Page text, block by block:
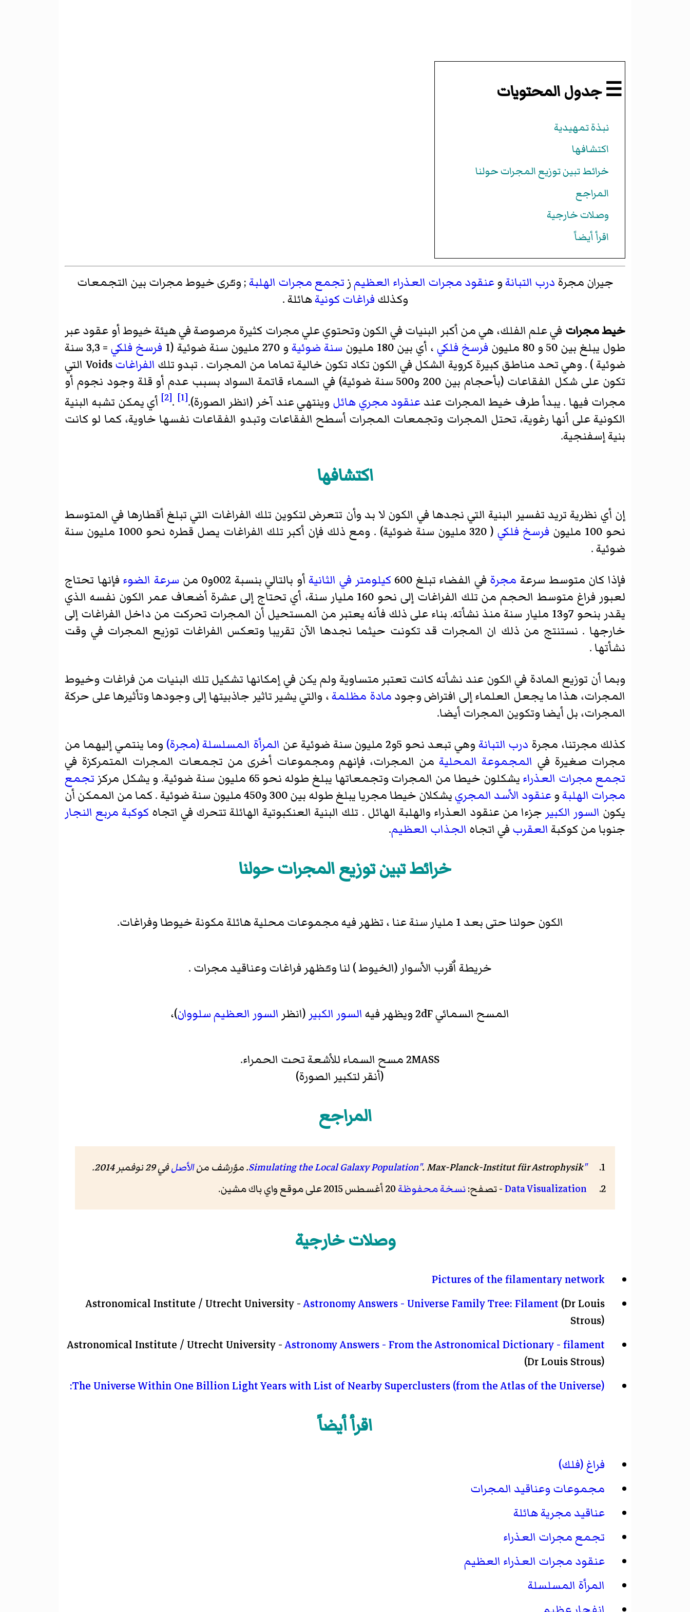
☰ جدول المحتويات
نبذة تمهيدية
اكتشافها
خرائط تبين توزيع المجرات حولنا
المراجع
وصلات خارجية
اقرأ أيضاً
جيران مجرة درب التبانةوعنقود مجرات العذراء العظيمز تجمع مجرات الهلبة; وتـُرى خيوط مجرات بين التجمعات
وكذلك فراغات كونيةهائلة .
خيط مجرات في علم الفلك، هي من أكبر البنيات في الكون وتحتوي علي مجرات كثيرة مرصوصة في هيئة خيوط أو عقود عبر
طول يبلغ بين 50 و 80 مليون
فرسخ فلكي ، أي بين 180 مليون سنة ضوئيةو 270 مليون سنة ضوئية (1 فرسخ فلكي
= 3,3 سنة
ضوئية ) . وهي تحد مناطق كبيرة كروية الشكل في الكون تكاد تكون خالية تماما من المجرات . تبدو تلك الفراغات
Voids التي
تكون على شكل الفقاعات (بأحجام بين 200 و500 سنة ضوئية) في السماء قاتمة السواد بسبب عدم أو قلة وجود نجوم أو
مجرات فيها . يبدأ طرف خيط المجرات عند عنقود مجري هائل وينتهي عند آخر (انظر الصورة).[1]
.
[2]
أي يمكن تشبه البنية
الكونية على أنها رغوية، تحتل المجرات وتجمعات المجرات أسطح الفقاعات وتبدو الفقاعات نفسها خاوية، كما لو كانت
بنية إسفنجية.
اكتشافها
إن أي نظرية تريد تفسير البنية التي نجدها في الكون لا بد وأن تتعرض لتكوين تلك الفراغات التي تبلغ أقطارها في المتوسط
نحو 100 مليون
فرسخ فلكي
( 320 مليون سنة ضوئية) . ومع ذلك فإن أكبر تلك الفراغات يصل قطره نحو 1000 مليون سنة
ضوئية .
فإذا كان متوسط سرعة مجرة في الفضاء تبلغ 600 كيلومتر في الثانيةأو بالتالي بنسبة 002و0 من سرعة الضوء فإنها تحتاج
لعبور فراغ متوسط الحجم من تلك الفراغات إلى نحو 160 مليار سنة، أي تحتاج إلى عشرة أضعاف عمر الكون نفسه الذي
يقدر بنحو 7و13 مليار سنة منذ نشأته. بناء على ذلك فأنه يعتبر من المستحيل أن المجرات تحركت من داخل الفراغات إلى
خارجها . نستنتج من ذلك ان المجرات قد تكونت حيثما نجدها الآن تقريبا وتعكس الفراغات توزيع المجرات في وقت
نشأتها .
وبما أن توزيع المادة في الكون عند نشأته كانت تعتبر متساوية ولم يكن في إمكانها تشكيل تلك البنيات من فراغات وخيوط
المجرات، هذا ما يجعل العلماء إلى افتراض وجود مادة مظلمة، والتي يشير تاثير جاذبيتها إلى وجودها وتأثيرها على حركة
المجرات، بل أيضا وتكوين المجرات أيضا.
كذلك مجرتنا، مجرة درب التبانة وهي تبعد نحو 5و2 مليون سنة ضوئية عن المرأة المسلسلة (مجرة) وما ينتمي إليهما من
مجرات صغيرة في المجموعة المحليةمن المجرات، فإنهم ومجموعات أخرى من تجمعات المجرات المتمركزة في
تجمع مجرات العذراء يشكلون خيطا من المجرات وتجمعاتها يبلغ طوله نحو 65 مليون سنة ضوئية. و يشكل مركز
تجمع
مجرات الهلبةوعنقود الأسد المجري
يشكلان خيطا مجريا يبلغ طوله بين 300 و450 مليون سنة ضوئية . كما من الممكن أن
يكون السور الكبير جزءا من عنقود العذراء والهلبة الهائل . تلك البنية العنكبوتية الهائلة تتحرك في اتجاه كوكبة مربع النجار
جنوبا من كوكبة العقرب في اتجاه الجذاب العظيم.
خرائط تبين توزيع المجرات حولنا
الكون حولنا حتى بعد 1 مليار سنة عنا ، تظهر فيه مجموعات محلية هائلة مكونة خيوطا وفراغات.
خريطة اٌقرب الأسوار (الخيوط ) لنا وتـُظهر فراغات وعناقيد مجرات .
المسح السمائي 2dF ويظهر فيه السور الكبير (انظر السور العظيم سلووان)،
2MASS مسح السماء للأشعة تحت الحمراء.
(أنقر لتكبير الصورة)
المراجع
"Simulating the Local Galaxy Population". Max-Planck-Institut für Astrophysik. مؤرشف من الأصلفي 29 نوفمبر 2014.
Data Visualization- تصفح:نسخة محفوظة20 أغسطس 2015 على موقع واي باك مشين.
وصلات خارجية
Pictures of the filamentary network
Astronomical Institute / Utrecht University -Astronomy Answers - Universe Family Tree: Filament (Dr Louis
Strous)
Astronomical Institute / Utrecht University -Astronomy Answers - From the Astronomical Dictionary - filament
(Dr Louis Strous)
The Universe Within One Billion Light Years with List of Nearby Superclusters (from the Atlas of the Universe):
اقرأ أيضاً
فراغ (فلك)
مجموعات وعناقيد المجرات
عناقيد مجرية هائلة
تجمع مجرات العذراء
عنقود مجرات العذراء العظيم
المرأة المسلسلة